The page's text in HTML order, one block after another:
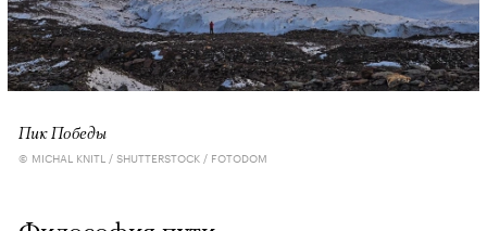
Пик Победы
© MICHAL KNITL / SHUTTERSTOCK / FOTODOM